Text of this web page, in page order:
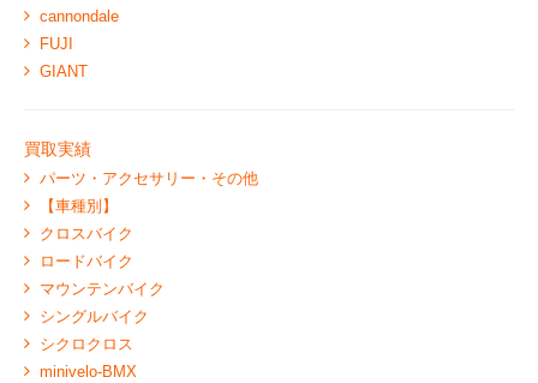
cannondale
FUJI
GIANT
買取実績
パーツ・アクセサリー・その他
【車種別】
クロスバイク
ロードバイク
マウンテンバイク
シングルバイク
シクロクロス
minivelo-BMX